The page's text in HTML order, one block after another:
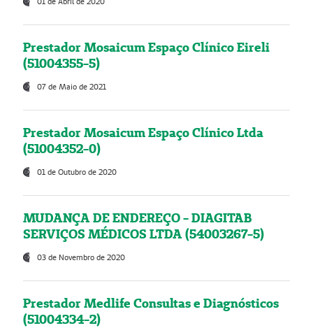
Prestador Mosaicum Espaço Clínico Eireli
(51004355-5)
07 de Maio de 2021
Prestador Mosaicum Espaço Clínico Ltda
(51004352-0)
01 de Outubro de 2020
MUDANÇA DE ENDEREÇO - DIAGITAB
SERVIÇOS MÉDICOS LTDA (54003267-5)
03 de Novembro de 2020
Prestador Medlife Consultas e Diagnósticos
(51004334-2)